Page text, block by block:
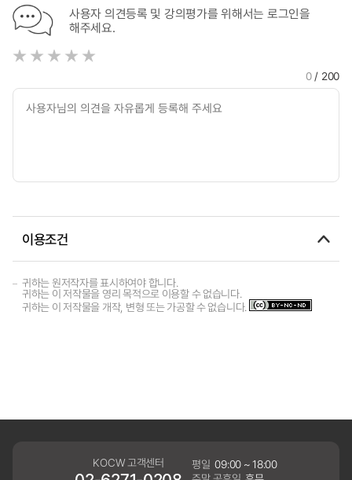
사용자 의견등록 및 강의평가를 위해서는 로그인을
해주세요.
0/ 200
이용조건
귀하는 원저작자를 표시하여야 합니다.
귀하는 이 저작물을 영리 목적으로 이용할 수 없습니다.
귀하는 이 저작물을 개작, 변형 또는 가공할 수 없습니다.
KOCW 고객센터 평일 09:00 ~ 18:00